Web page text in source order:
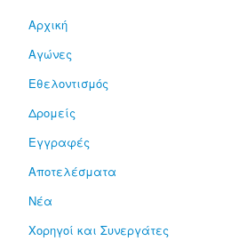
Αρχική
Αγώνες
Εθελοντισμός
Δρομείς
Εγγραφές
Αποτελέσματα
Νέα
Χορηγοί και Συνεργάτες